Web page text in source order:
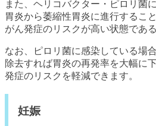
また、ヘリコバクター・ピロリ菌
胃炎から萎縮性胃炎に進行するこ
がん発症のリスクが高い状態であ
なお、ピロリ菌に感染している場
除去すれば胃炎の再発率を大幅に
発症のリスクを軽減できます。
妊娠